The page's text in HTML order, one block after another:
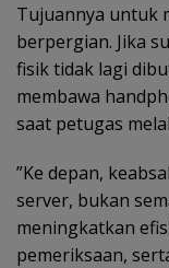
Tujuannya untuk
berpergian. Jika
fisik tidak lagi
membawa
saat petugas
”Ke depan,
server, bukan
meningkatkan
pemeriksaan,